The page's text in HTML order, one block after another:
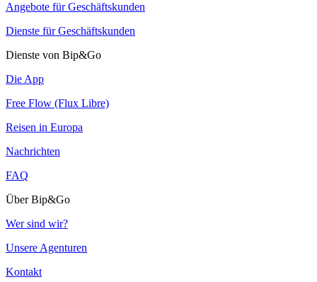
Angebote für Geschäftskunden
Dienste für Geschäftskunden
Dienste von Bip&Go
Die App
Free Flow (Flux Libre)
Reisen in Europa
Nachrichten
FAQ
Über Bip&Go
Wer sind wir?
Unsere Agenturen
Kontakt